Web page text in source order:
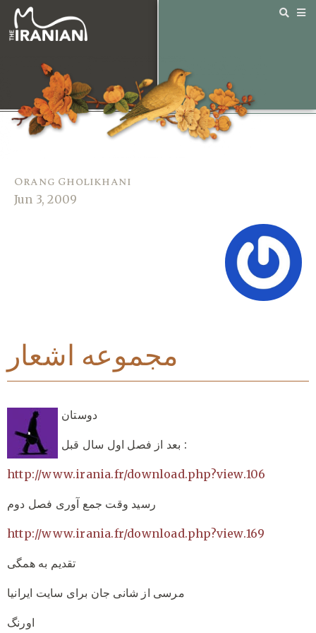
Orang Gholikhani
Jun 3, 2009
مجموعه اشعار
دوستان
بعد از فصل اول سال قبل :
http://www.irania.fr/download.php?view.106
رسید وقت جمع آوری فصل دوم
http://www.irania.fr/download.php?view.169
تقدیم به همگی
مرسی از شانی جان برای سایت ایرانیا
اورنگ